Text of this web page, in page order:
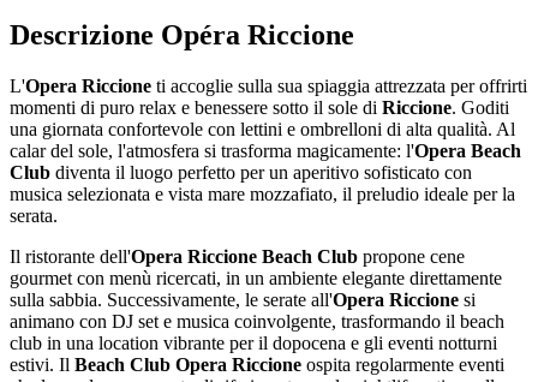
Descrizione Opéra Riccione
L'Opera Riccione ti accoglie sulla sua spiaggia attrezzata per offrirti
momenti di puro relax e benessere sotto il sole di Riccione. Goditi
una giornata confortevole con lettini e ombrelloni di alta qualità. Al
calar del sole, l'atmosfera si trasforma magicamente: l'Opera Beach
Club diventa il luogo perfetto per un aperitivo sofisticato con
musica selezionata e vista mare mozzafiato, il preludio ideale per la
serata.
Il ristorante dell'Opera Riccione Beach Club propone cene
gourmet con menù ricercati, in un ambiente elegante direttamente
sulla sabbia. Successivamente, le serate all'Opera Riccione si
animano con DJ set e musica coinvolgente, trasformando il beach
club in una location vibrante per il dopocena e gli eventi notturni
estivi. Il Beach Club Opera Riccione ospita regolarmente eventi